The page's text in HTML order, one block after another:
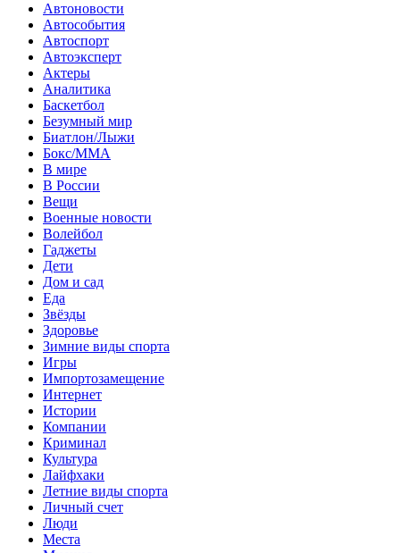
Автоновости
Автособытия
Автоспорт
Автоэксперт
Актеры
Аналитика
Баскетбол
Безумный мир
Биатлон/Лыжи
Бокс/MMA
В мире
В России
Вещи
Военные новости
Волейбол
Гаджеты
Дети
Дом и сад
Еда
Звёзды
Здоровье
Зимние виды спорта
Игры
Импортозамещение
Интернет
Истории
Компании
Криминал
Культура
Лайфхаки
Летние виды спорта
Личный счет
Люди
Места